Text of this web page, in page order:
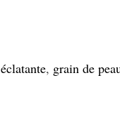
éclatante, grain de